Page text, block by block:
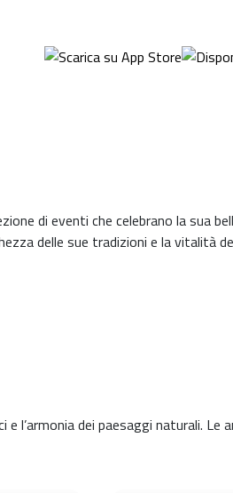
di eventi che celebrano la sua
delle sue tradizioni e la vitalità
e l’armonia dei paesaggi naturali.